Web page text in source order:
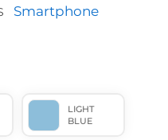
Smartphone
LIGHT
BLUE